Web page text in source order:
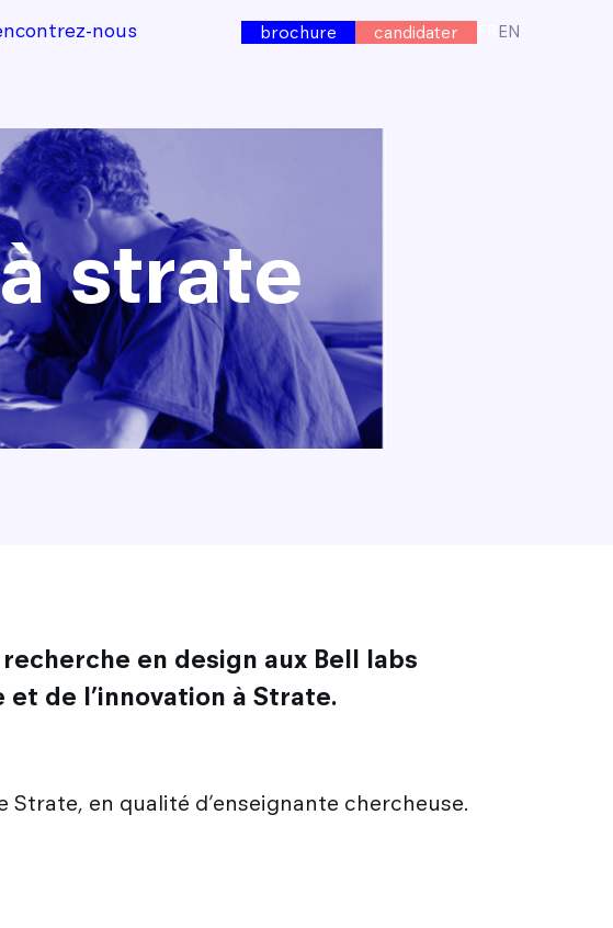
nous brochure candidater EN
strate
en design aux Bell labs
de l’innovation à Strate.
en qualité d’enseignante chercheuse.